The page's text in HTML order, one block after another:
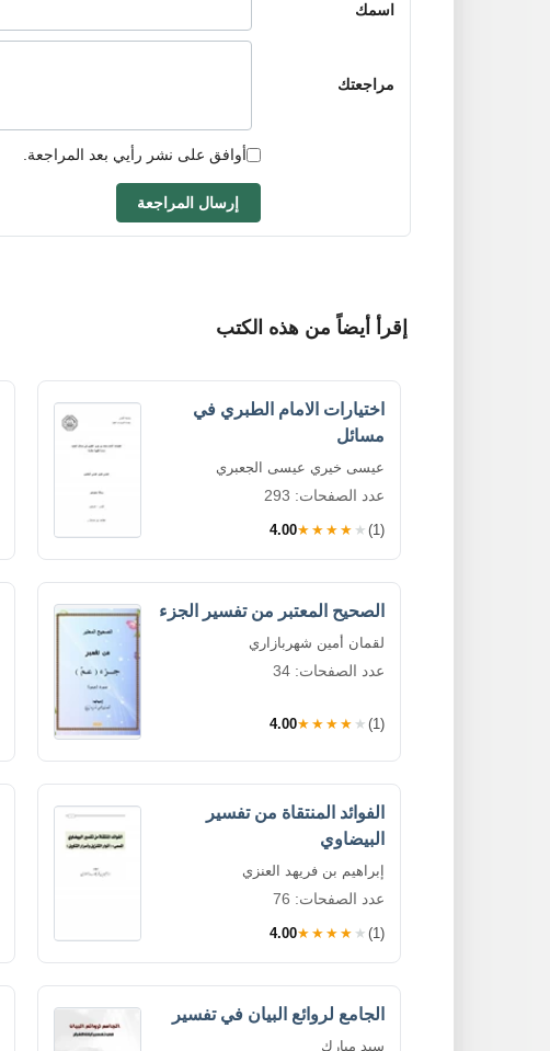
اسمك
مراجعتك
أوافق على نشر رأيي بعد المراجعة.
إرسال المراجعة
إقرأ أيضاً من هذه الكتب
اختيارات الامام الطبري في
مسائل
عيسى خيري عيسى الجعبري
عدد الصفحات: 293
4.00★★★★★ (1)
الصحيح المعتبر من تفسير الجزء
لقمان أمين شهربازاري
عدد الصفحات: 34
4.00★★★★★ (1)
الفوائد المنتقاة من تفسير
البيضاوي
إبراهيم بن فريهد العنزي
عدد الصفحات: 76
4.00★★★★★ (1)
الجامع لروائع البيان في تفسير
سيد مبارك